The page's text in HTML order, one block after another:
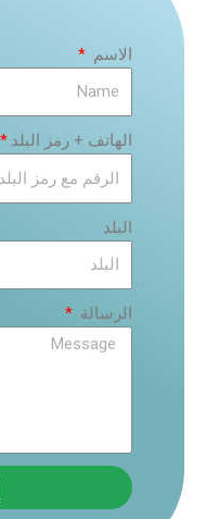
الاسم
الهاتف + رمز البلد
البلد
الرسالة